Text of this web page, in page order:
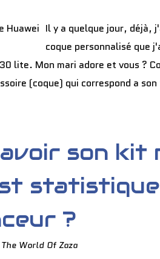
Il y a quelque jour, déjà,
coque personnalisé que
lite. Mon mari adore et vous ?
(coque) qui correspond a
son kit
?
World Of Zaza